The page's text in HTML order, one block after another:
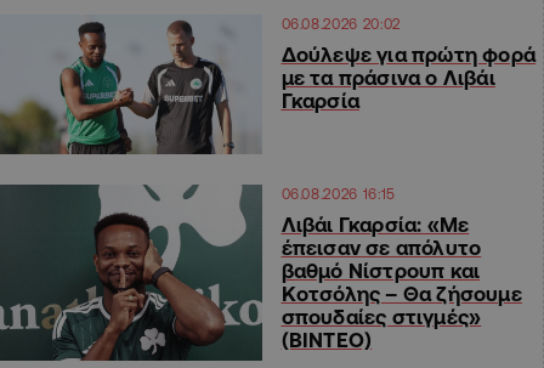
06.08.2026 20:02
Δούλεψε για πρώτη φορά
με τα πράσινα ο Λιβάι
Γκαρσία
06.08.2026 16:15
Λιβάι Γκαρσία: «Με
έπεισαν σε απόλυτο
βαθμό Νίστρουπ και
Κοτσόλης – Θα ζήσουμε
σπουδαίες στιγμές»
(ΒΙΝΤΕΟ)